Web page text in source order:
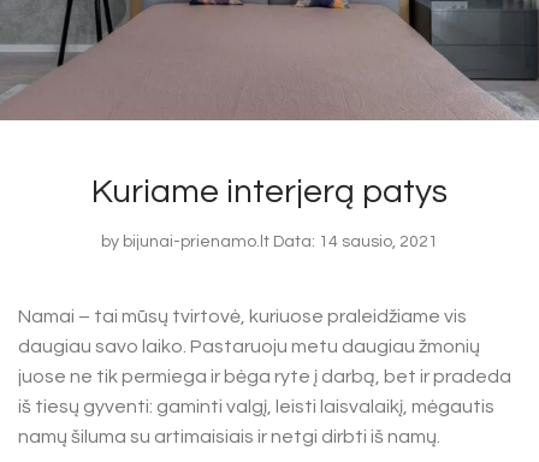
Kuriame interjerą patys
by bijunai-prienamo.lt Data: 14 sausio, 2021
Namai – tai mūsų tvirtovė, kuriuose praleidžiame vis
daugiau savo laiko. Pastaruoju metu daugiau žmonių
juose ne tik permiega ir bėga ryte į darbą, bet ir pradeda
iš tiesų gyventi: gaminti valgį, leisti laisvalaikį, mėgautis
namų šiluma su artimaisiais ir netgi dirbti iš namų.